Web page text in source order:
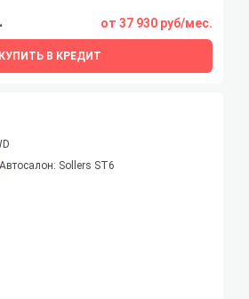
от 37 930 руб/мес.
КУПИТЬ В КРЕДИТ